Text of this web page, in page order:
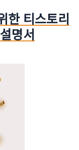
한 티스토리
명서